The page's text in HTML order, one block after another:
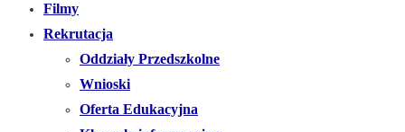
Filmy
Rekrutacja
Oddziały Przedszkolne
Wnioski
Oferta Edukacyjna